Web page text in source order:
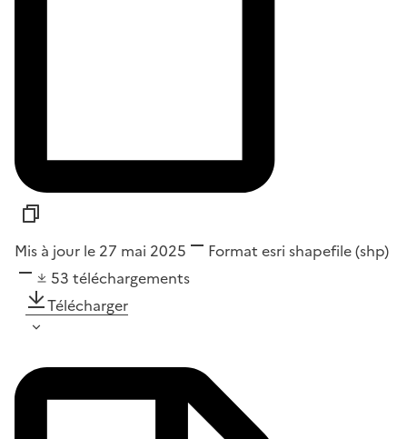
Mis à jour le 27 mai 2025 Format esri shapefile (shp)
53 téléchargements
Télécharger